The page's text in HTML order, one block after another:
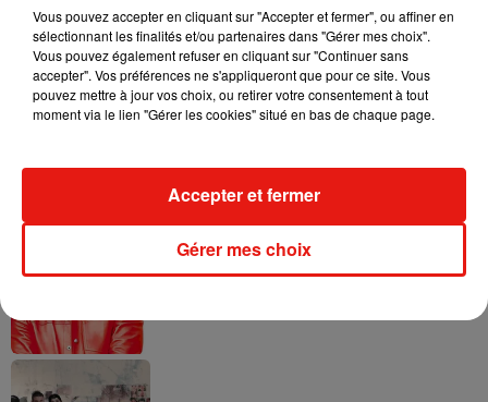
7 août 2026
Angèle et Amélie Lens dévoilent leur
Vous pouvez accepter en cliquant sur "Accepter et fermer", ou affiner en
sélectionnant les finalités et/ou partenaires dans "Gérer mes choix".
Vous pouvez également refuser en cliquant sur "Continuer sans
accepter". Vos préférences ne s'appliqueront que pour ce site. Vous
pouvez mettre à jour vos choix, ou retirer votre consentement à tout
moment via le lien "Gérer les cookies" situé en bas de chaque page.
Gérer mes choix
Accepter et fermer